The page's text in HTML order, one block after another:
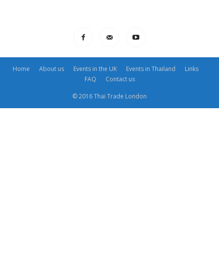
Home About us Events in the UK Events in Thailand
Links
FAQ
Contact us
© 2016 Thai Trade London